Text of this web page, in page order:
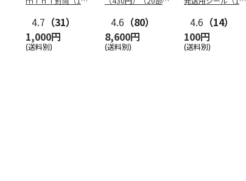
4.7 （31）
1,000円
(送料別)
4.6 （80）
8,600円
(送料別)
4.6 （14）
100円
(送料別)